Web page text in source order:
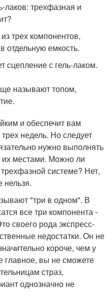
лаков: трехфазная и
трех компонентов,
отдельную емкость.
сцепление с гель-лаком.
называют топом,
и обеспечит вам
недель. Но следует
нужно выполнять
их местами. Можно ли
системе? Нет,
нельзя.
"три в одном". В
все три компонента -
своего рода экспресс-
недостатки. Он не
короче, чем у
главное, вы не сможете
страз,
однозначно не